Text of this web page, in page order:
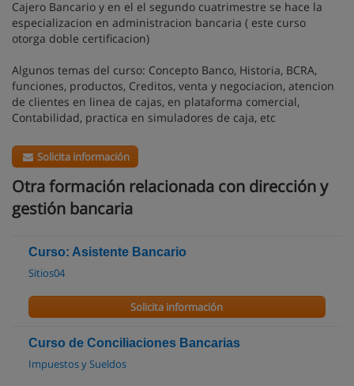
Cajero Bancario y en el el segundo cuatrimestre se hace la
especializacion en administracion bancaria ( este curso
otorga doble certificacion)
Algunos temas del curso: Concepto Banco, Historia, BCRA,
funciones, productos, Creditos, venta y negociacion, atencion
de clientes en linea de cajas, en plataforma comercial,
Contabilidad, practica en simuladores de caja, etc
Solicita información
Otra formación relacionada con dirección y
gestión bancaria
Curso: Asistente Bancario
Sitios04
Solicita información
Curso de Conciliaciones Bancarias
Impuestos y Sueldos